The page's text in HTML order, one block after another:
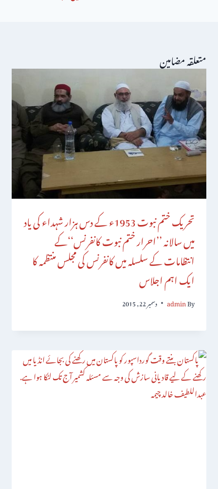
متعلقہ مضامین
تحریک ختم نبوت 1953ء کے دس ہزار شہداء کی یاد
میں سالانہ ’’احرار ختم نبوت کانفرنس‘‘کے
انتظامات کے سلسلہ میں کانفرنس کی مجلس منتظمہ کا
ایک اہم اجلاس
By
admin دسمبر 22, 2015